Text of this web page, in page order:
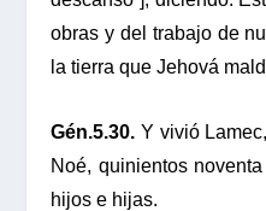
obras y del trabajo de
la tierra que Jehová
Gén.5.30. Y vivió
Noé, quinientos
hijos e hijas.